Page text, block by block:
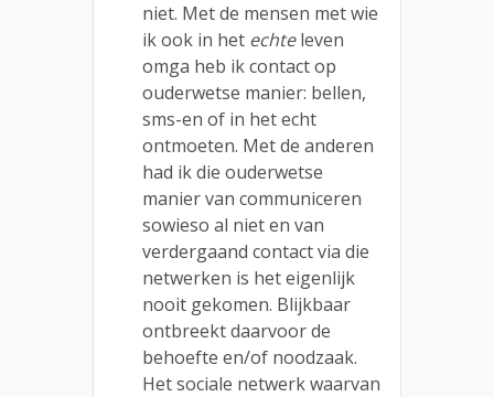
niet. Met de mensen met wie
ik ook in het echteleven
omga heb ik contact op
ouderwetse manier: bellen,
sms-en of in het echt
ontmoeten. Met de anderen
had ik die ouderwetse
manier van communiceren
sowieso al niet en van
verdergaand contact via die
netwerken is het eigenlijk
nooit gekomen. Blijkbaar
ontbreekt daarvoor de
behoefte en/of noodzaak.
Het sociale netwerk waarvan